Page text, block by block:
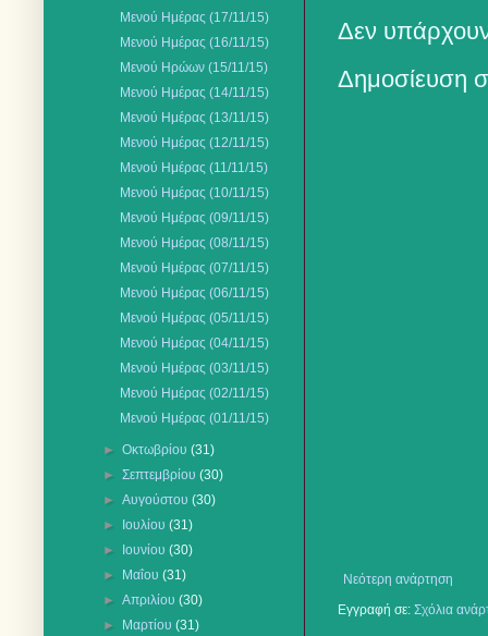
Δεν
Δημοσίευση
Νεότερη ανάρτηση
Εγγραφή σε: Σχόλια
Μενού Ημέρας (17/11/15)
Μενού Ημέρας (16/11/15)
Μενού Ηρώων (15/11/15)
Μενού Ημέρας (14/11/15)
Μενού Ημέρας (13/11/15)
Μενού Ημέρας (12/11/15)
Μενού Ημέρας (11/11/15)
Μενού Ημέρας (10/11/15)
Μενού Ημέρας (09/11/15)
Μενού Ημέρας (08/11/15)
Μενού Ημέρας (07/11/15)
Μενού Ημέρας (06/11/15)
Μενού Ημέρας (05/11/15)
Μενού Ημέρας (04/11/15)
Μενού Ημέρας (03/11/15)
Μενού Ημέρας (02/11/15)
Μενού Ημέρας (01/11/15)
►Οκτωβρίου(31)
►Σεπτεμβρίου(30)
►Αυγούστου(30)
►
Ιουλίου(31)
►
Ιουνίου(30)
►
Μαΐου(31)
►Απριλίου(30)
►
Μαρτίου(31)